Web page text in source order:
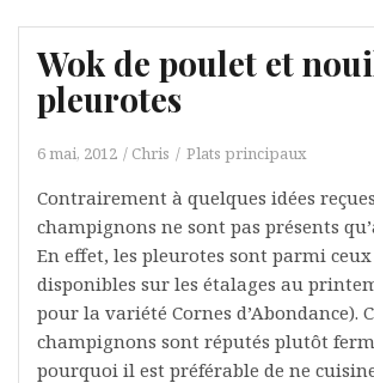
Wok de poulet et
pleurotes
6 mai, 2012 Chris Plats principaux
Contrairement à quelques idées
champignons ne sont pas présents
En effet, les pleurotes sont parmi ceux
disponibles sur les étalages au
pour la variété Cornes d’Abondance).
champignons sont réputés plutôt
pourquoi il est préférable de ne